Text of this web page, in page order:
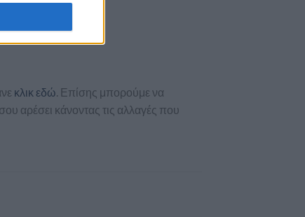
χώρο σου
κλικ εδώ. Επίσης μπορούμε να
αρέσει κάνοντας τις αλλαγές που